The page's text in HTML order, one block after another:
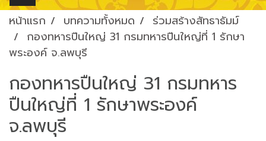
หน้าแรก บทความทั้งหมด
ร่วมสร้างสัทธาธัมม์
กองทหารปืนใหญ่ 31 กรมทหารปืนใหญ่ที่ 1 รักษา
พระองค์ จ.ลพบุรี
กองทหารปืนใหญ่ 31 กรมทหาร
ปืนใหญ่ที่ 1 รักษาพระองค์
จ.ลพบุรี